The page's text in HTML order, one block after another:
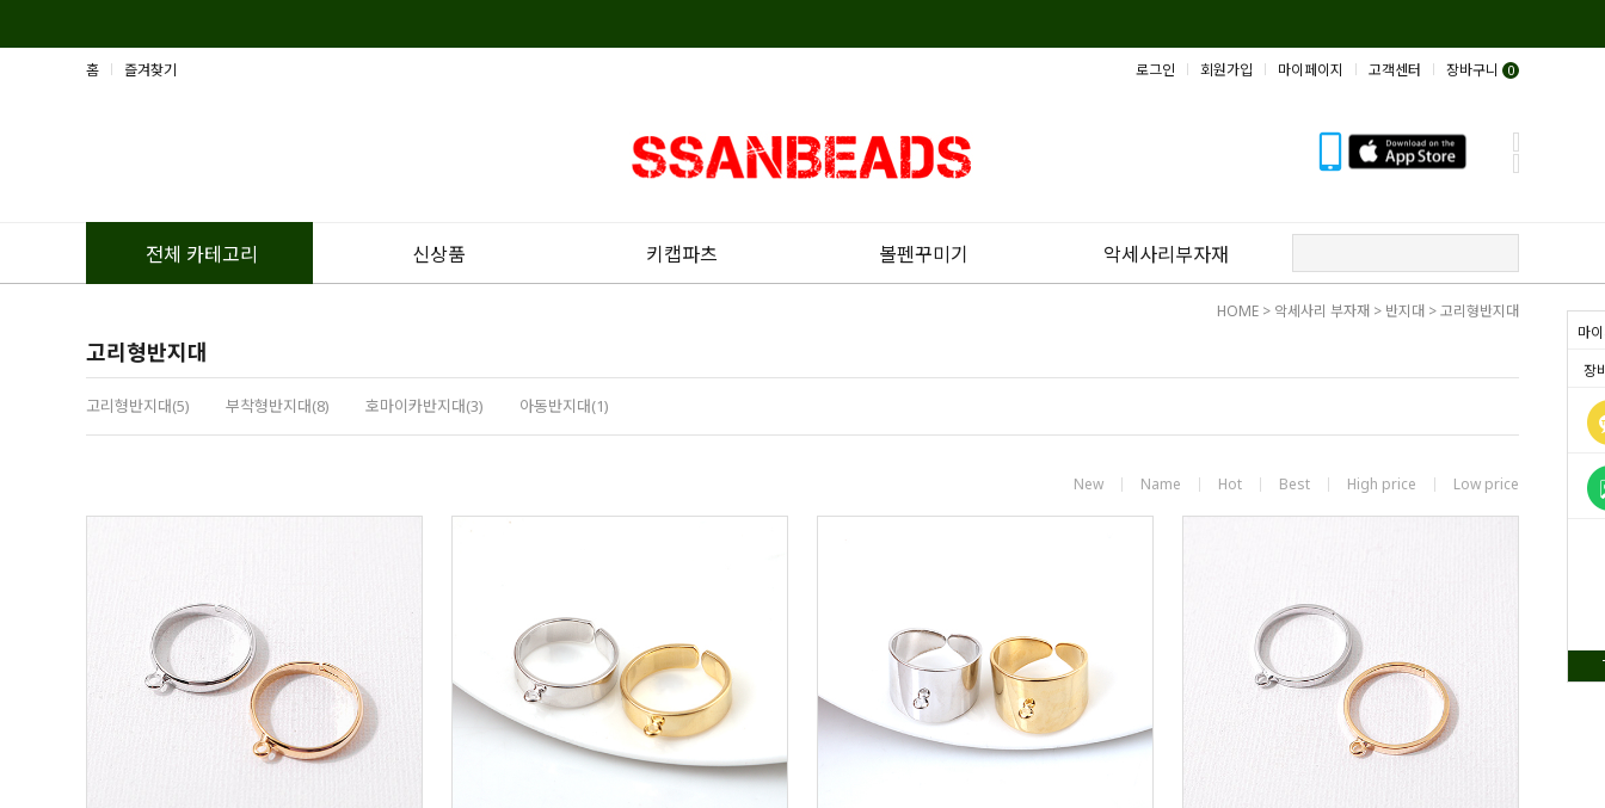
마
장
홈 즐겨찾기 로그인 회원가입 마이페이지 고객센터 장바구니 0
전체 카테고리 신상품 키캡파츠 볼펜꾸미기 악세사리부자재
HOME > 악세사리 부자재 > 반지대 >고리형반지대
고리형반지대
고리형반지대(5) 부착형반지대(8) 호마이카반지대(3) 아동반지대(1)
New Name Hot Best High price Low price